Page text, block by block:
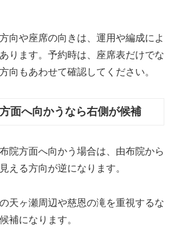
向や座席の向きは、運用や編成によ
ります。予約時は、座席表だけでな
向もあわせて確認してください。
面へ向かうなら右側が候補
院方面へ向かう場合は、由布院から
える方向が逆になります。
天ヶ瀬周辺や慈恩の滝を重視するな
補になります。